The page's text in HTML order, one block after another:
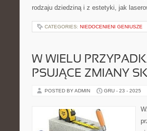
rodzaju dziedziną i z estetyki, jak
CATEGORIES: NIEDOCENIENI GENIUSZE
W WIELU
PSUJĄCE ZMIANY
POSTED BY ADMIN GRU - 23 - 2025